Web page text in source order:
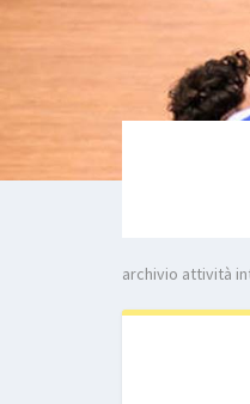
archivio attività